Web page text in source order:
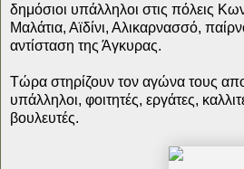
δημόσιοι υπάλληλοι στις πόλεις
Μαλάτια, Αϊδίνι, Αλικαρνασσό,
αντίσταση της Άγκυρας.
Τώρα στηρίζουν τον αγώνα τους
υπάλληλοι, φοιτητές, εργάτες,
βουλευτές.